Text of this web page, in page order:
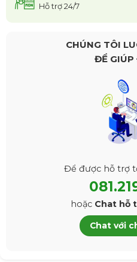
Hỗ trợ 24/7
CHÚNG TÔI
ĐỂ GIÚP
Để được hỗ trợ
hoặc Chat hỗ
Chat với